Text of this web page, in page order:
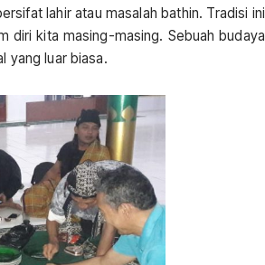
lahir atau masalah bathin. Tradisi ini
diri kita masing-masing. Sebuah budaya
yang luar biasa.